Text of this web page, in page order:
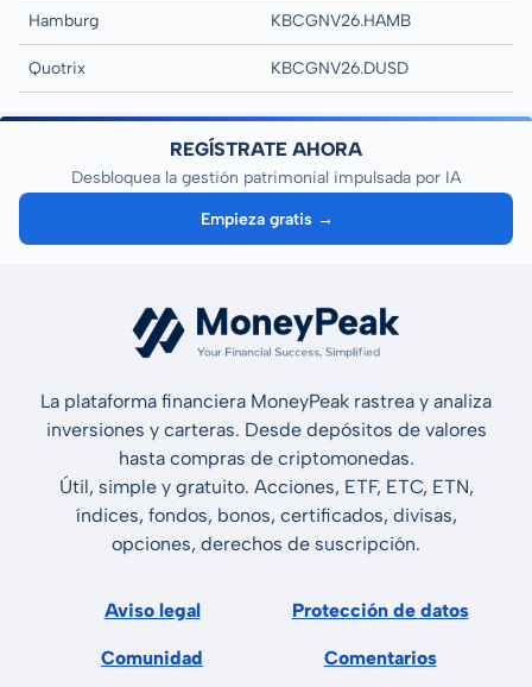
Hamburg KBCGNV26.HAMB
Quotrix KBCGNV26.DUSD
REGÍSTRATE AHORA
Desbloquea la gestión patrimonial impulsada por IA
Empieza gratis →
La plataforma financiera MoneyPeak rastrea y analiza
inversiones y carteras. Desde depósitos de valores
hasta compras de criptomonedas.
Útil, simple y gratuito. Acciones, ETF, ETC, ETN,
índices, fondos, bonos, certificados, divisas,
opciones, derechos de suscripción.
Aviso legal Protección de datos
Comunidad Comentarios